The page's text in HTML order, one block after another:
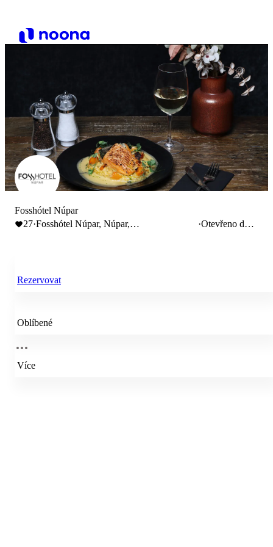
Fosshótel Núpar
27·Fosshótel Núpar, Núpar,
·Otevřeno do
Rezervovat
Oblíbené
Více